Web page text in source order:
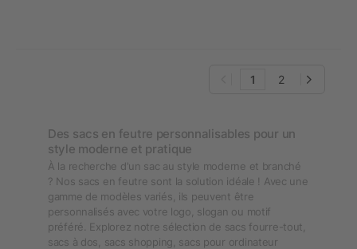
1 2
Des sacs en feutre personnalisables pour un
style moderne et pratique
À la recherche d'un sac au style moderne et branché
? Nos sacs en feutre sont la solution idéale ! Avec une
gamme de modèles variés, ils peuvent être
personnalisés avec votre logo, slogan ou motif
préféré. Explorez notre sélection de sacs fourre-tout,
sacs à dos, sacs shopping, sacs pour ordinateur